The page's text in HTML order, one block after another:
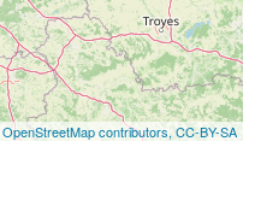
OpenStreetMap contributors, CC-BY-SA